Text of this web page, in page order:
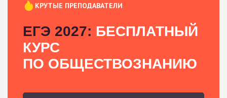
КРУТЫЕ ПРЕПОДАВАТЕЛИ
ЕГЭ 2027: БЕСПЛАТНЫЙ
КУРС
ПО ОБЩЕСТВОЗНАНИЮ